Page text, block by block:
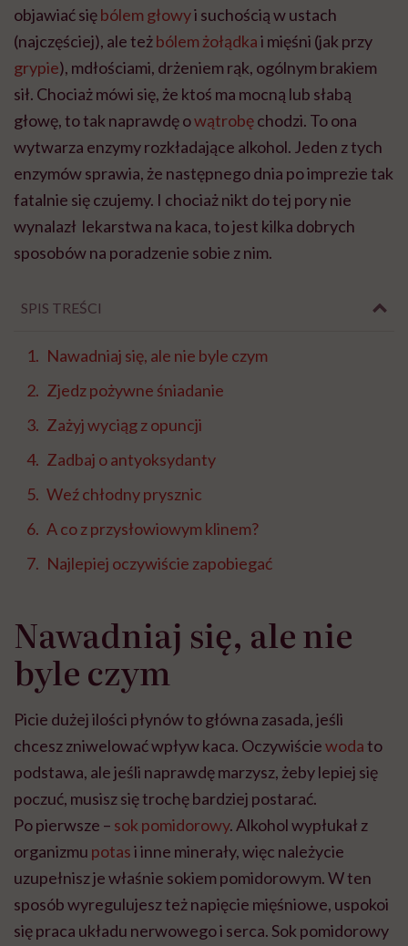
objawiać siębólem głowyi suchością w ustach
(najczęściej), ale teżbólem żołądkai mięśni (jak przy
grypie), mdłościami, drżeniem rąk, ogólnym brakiem
sił. Chociaż mówi się, że ktoś ma mocną lub słabą
głowę, to tak naprawdę owątrobęchodzi. To ona
wytwarza enzymy rozkładające alkohol. Jeden z tych
enzymów sprawia, że następnego dnia po imprezie tak
fatalnie się czujemy. I chociaż nikt do tej pory nie
wynalazł lekarstwa na kaca, to jest kilka dobrych
sposobów na poradzenie sobie z nim.
SPIS TREŚCI
Nawadniaj się, ale nie byle czym
Zjedz pożywne śniadanie
Zażyj wyciąg z opuncji
Zadbaj o antyoksydanty
Weź chłodny prysznic
A co z przysłowiowym klinem?
Najlepiej oczywiście zapobiegać
Nawadniaj się, ale nie
byle czym
Picie dużej ilości płynów to główna zasada, jeśli
chcesz zniwelować wpływ kaca. Oczywiściewodato
podstawa, ale jeśli naprawdę marzysz, żeby lepiej się
poczuć, musisz się trochę bardziej postarać.
Po pierwsze – sok pomidorowy. Alkohol wypłukał z
organizmu potasi inne minerały, więc należycie
uzupełnisz je właśnie sokiem pomidorowym. W ten
sposób wyregulujesz też napięcie mięśniowe, uspokoi
się praca układu nerwowego i serca. Sok pomidorowy